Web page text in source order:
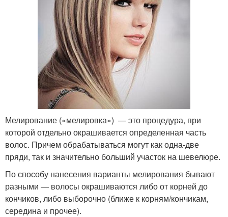
Мелирование («мелировка») — это процедура, при
которой отдельно окрашивается определенная часть
волос. Причем обрабатываться могут как одна-две
пряди, так и значительно больший участок на шевелюре.
По способу нанесения варианты мелирования бывают
разными — волосы окрашиваются либо от корней до
кончиков, либо выборочно (ближе к корням/кончикам,
середина и прочее).